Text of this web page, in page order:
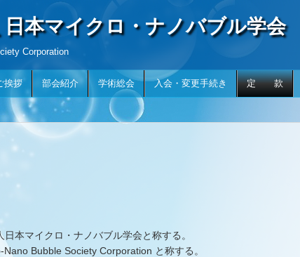
日本マイクロ・ナノバブル学会
Corporation
挨拶 部会紹介 学術総会 入会・変更手続き 定 款
本マイクロ・ナノバブル学会と称する。
Bubble Society Corporation と称する。